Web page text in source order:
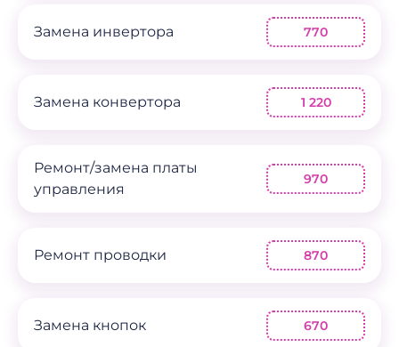
Замена инвертора 770
Замена конвертора 1 220
Ремонт/замена платы
управления
970
Ремонт проводки 870
Замена кнопок 670